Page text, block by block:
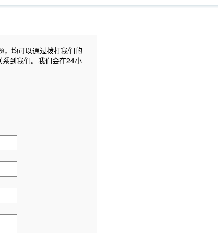
，均可以通过拨打我们的
系到我们。我们会在24小